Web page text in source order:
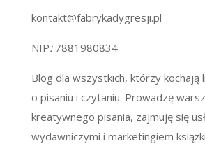
kontakt@fabrykadygresji.pl
NIP: 7881980834
Blog dla wszystkich, którzy kochają
o pisaniu i czytaniu. Prowadzę
kreatywnego pisania, zajmuję się
wydawniczymi i marketingiem